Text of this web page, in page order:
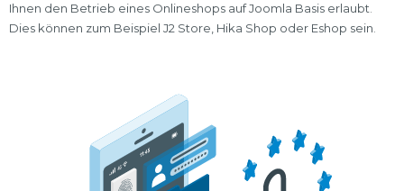
Ihnen den Betrieb eines Onlineshops auf Joomla Basis erlaubt.
Dies können zum Beispiel J2 Store, Hika Shop oder Eshop sein.